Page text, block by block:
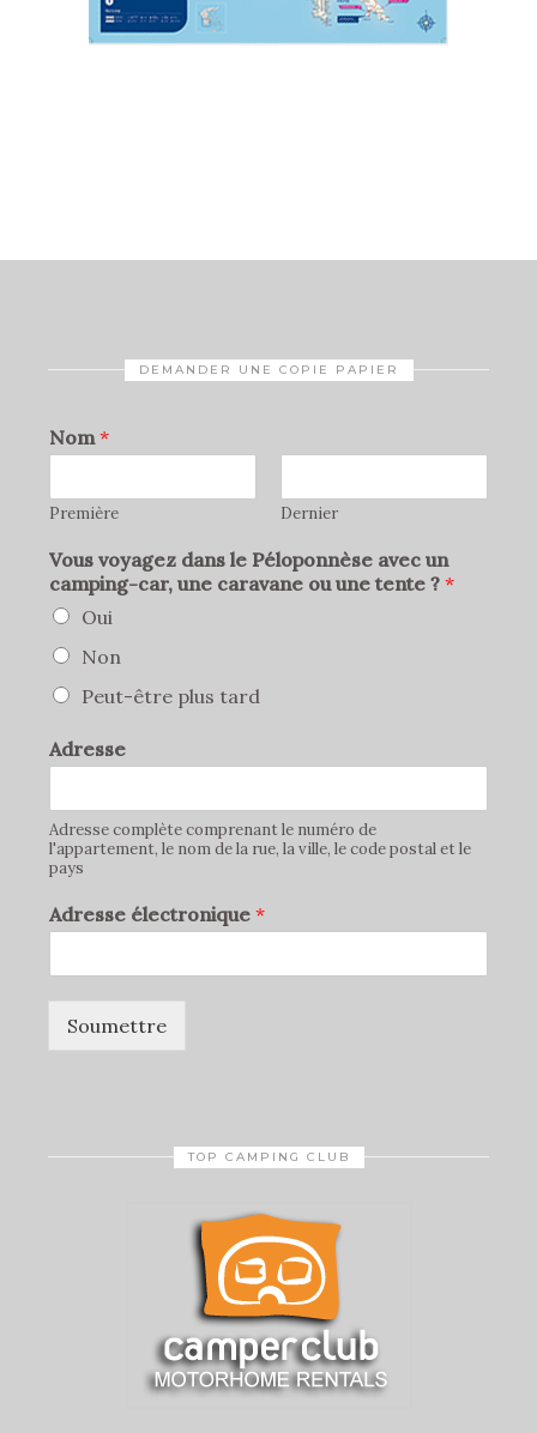
DEMANDER UNE COPIE PAPIER
Nom*
Première Dernier
Vous voyagez dans le Péloponnèse avec un
camping-car, une caravane ou une tente ? *
Oui
Non
Peut-être plus tard
Adresse
Adresse complète comprenant le numéro de
l'appartement, le nom de la rue, la ville, le code postal et le
pays
Adresse électronique *
Soumettre
TOP CAMPING CLUB